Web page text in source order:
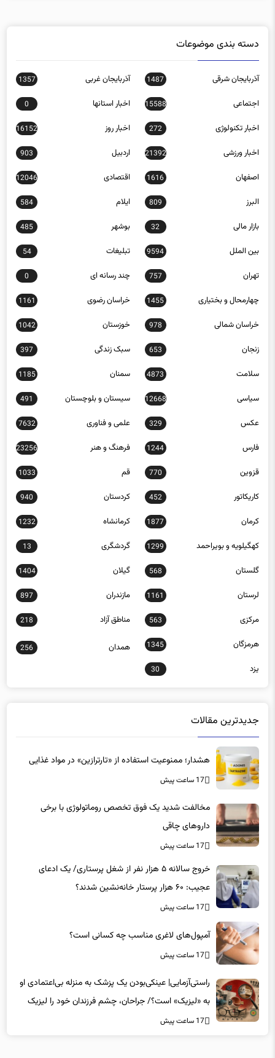
آذربایجان شرقی
اجتماعی 15588 اخبار استانها 0
اخبار تکنولوژی 272 اخبار روز 16152
اخبار ورزشی 21392 اردبیل 903
اصفهان 1616 اقتصادی 12046
البرز 809
584
بازار مالی 32 بوشهر 485
بین الملل 9594 تبلیغات 54
تهران 757 چند رسانه ای 0
چهارمحال و بختیاری 1455 خراسان رضوی 1161
خراسان شمالی 978 خوزستان 1042
زنجان 653 سبک زندگی 397
سلامت 4873 سمنان 1185
سیاسی 12668 سیستان و بلوچستان 491
عکس 329 علمی و فناوری 7632
فارس 1244 فرهنگ و هنر 23256
قزوین 770 قم 1033
کاریکاتور 452 کردستان 940
کرمان 1877 کرمانشاه 1232
کهگیلویه و بویراحمد 1299 گردشگری 13
گلستان 568 گیلان 1404
لرستان 1161 مازندران 897
مرکزی 563 مناطق آزاد 218
هرمزگان 1345
256
یزد 30
17 ساعت پیش
داروهای چاقی
17 ساعت پیش
خروج سالانه ۵ هزار نفر از شغل پرستاری/ یک ادعای
عجیب: ۶۰ هزار پرستار خانه‌نشین شدند؟
17 ساعت پیش
17 ساعت پیش
به «لیزیک» است؟/ جراحان، چشم فرزندان خود را لیزیک
می‌کنند؟
17 ساعت پیش